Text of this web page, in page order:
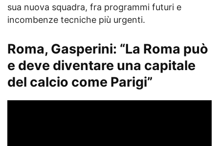
sua nuova squadra, fra programmi futuri e
incombenze tecniche più urgenti.
Roma, Gasperini: “La Roma può
e deve diventare una capitale
del calcio come Parigi”